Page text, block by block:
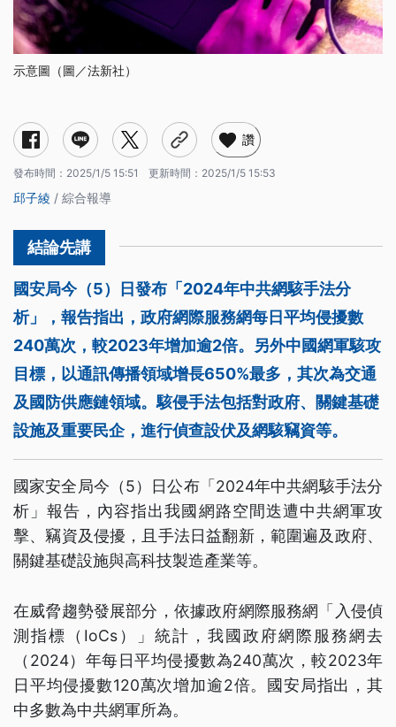
示意圖（圖／法新社）
網軍駭侵目標為何？
駭侵手法有哪些？
讚
發布時間： 2025/1/5 15:51 更新時間： 2025/1/5 15:53
邱子綾 / 綜合報導
國安局今（5）日發布「2024年中共網駭手法分
析」，報告指出，政府網際服務網每日平均侵擾數
240萬次，較2023年增加逾2倍。另外中國網軍駭攻
目標，以通訊傳播領域增長650%最多，其次為交通
及國防供應鏈領域。駭侵手法包括對政府、關鍵基礎
設施及重要民企，進行偵查設伏及網駭竊資等。
國家安全局今（5）日公布「2024年中共網駭手法分
析」報告，內容指出我國網路空間迭遭中共網軍攻
擊、竊資及侵擾，且手法日益翻新，範圍遍及政府、
關鍵基礎設施與高科技製造產業等。
在威脅趨勢發展部分，依據政府網際服務網「入侵偵
測指標（IoCs）」統計，我國政府網際服務網去
（2024）年每日平均侵擾數為240萬次，較2023年
日平均侵擾數120萬次增加逾2倍。國安局指出，其
中多數為中共網軍所為。